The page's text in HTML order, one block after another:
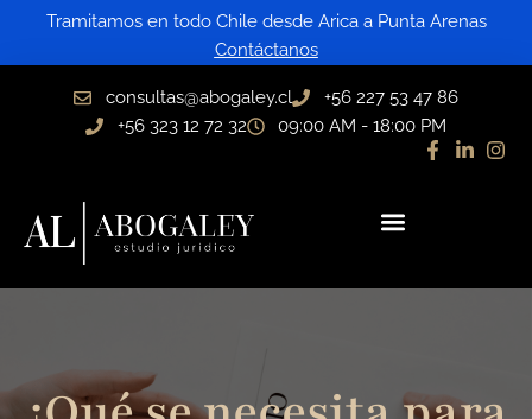
contenido
Tramitamos en todo Chile desde Arica a Punta Arenas
Contáctanos
consultas@abogaley.cl
+56 227 53 47 86
+56 323 12 72 32
09:00 AM - 18:00 PM